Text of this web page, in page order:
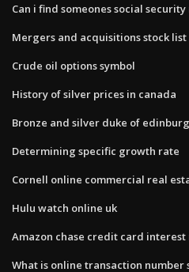
Can i find someones social
Mergers and acquisitions stock list
Crude oil options symbol
History of silver prices in canada
Bronze and silver duke of
Determining specific growth rate
Cornell online commercial real
Hulu watch online uk
Amazon chase credit card interest
What is online transaction number